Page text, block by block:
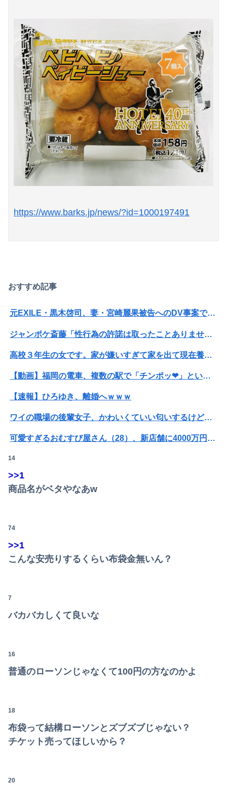
https://www.barks.jp/news/?id=1000197491
おすすめ記事
元EXILE・黒木啓司、妻・宮崎麗果被告へのDV事案で逮捕されていた 宮崎は全身打撲、頭部裂傷及び打撲、頸部損傷の怪我
ジャンポケ斎藤「性行為の許諾は取ったことありません」
高校３年生の女です。家が嫌いすぎて家を出て現在養護施設で暮らしています
【動画】福岡の電車、複数の駅で「チンポッ❤」というアナウンスが流れ大騒ぎwwwwwwwww
【速報】ひろゆき、離婚へｗｗｗ
ワイの職場の後輩女子、かわいくていい匂いするけどマジでとんでもなく無能
可愛すぎるおむすび屋さん（28）、新店舗に4000万円クラファンした成功した結果弱男集団から叩かれてしまうｗｗｗｗ
14
>>1
商品名がベタやなあw
74
>>1
こんな安売りするくらい布袋金無いん？
7
バカバカしくて良いな
16
普通のローソンじゃなくて100円の方なのかよ
18
布袋って結構ローソンとズブズブじゃない？
チケット売ってほしいから？
20